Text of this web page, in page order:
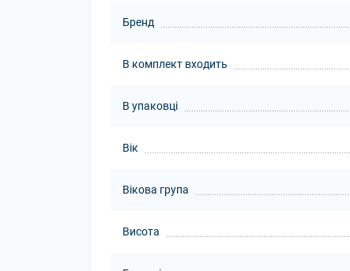
Бренд
В комплект входить
В упаковці
Вік
Вікова група
Висота